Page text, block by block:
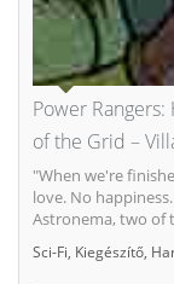
Power Rangers:
of the Grid –
"When we're
love. No
Astronema, two of
Sci-Fi Kiegészítő